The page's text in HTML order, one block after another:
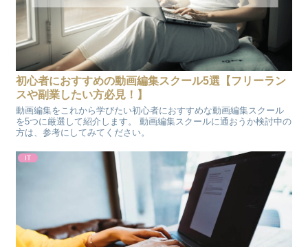
初心者におすすめの動画編集スクール5選【フリーラン
スや副業したい方必見！】
動画編集をこれから学びたい初心者におすすめな動画編集スクール
を5つに厳選して紹介します。 動画編集スクールに通おうか検討中の
方は、参考にしてみてください。
IT